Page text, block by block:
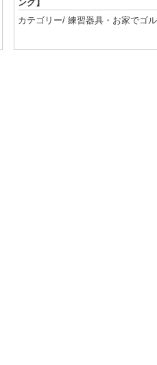
ング】
カテゴリー/ 練習器具・ お家でゴ